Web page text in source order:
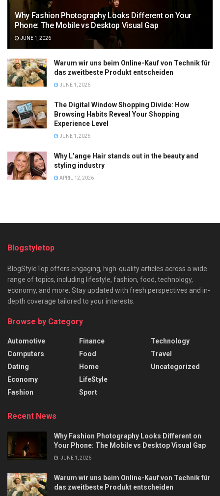
Why Fashion Photography Looks Different on Your
Phone: The Mobile vs Desktop Visual Gap
JUNE 1, 2026
Warum wir uns beim Online-Kauf von Technik für
das zweitbeste Produkt entscheiden
JUNE 1, 2026
The Digital Window Shopping Divide: How
Browsing Habits Reveal Your Shopping
Experience Level
JUNE 1, 2026
Why L’ange Hair stands out in the beauty and
styling industry
APRIL 12, 2026
Blogstyletop
BlogStyleTop offers engaging, high-quality articles across a wide
range of topics, including lifestyle, fashion, food, technology,
economy, and more. Stay updated with fresh perspectives and in-
depth coverage tailored to your interests.
Browse by Category
Automotive
Computers
Dating
Economy
Fashion
Finance
Food
Home
LifeStyle
Sport
Technology
Travel
Uncategorized
Recent News
Why Fashion Photography Looks Different on
Your Phone: The Mobile vs Desktop Visual Gap
JUNE 1, 2026
Warum wir uns beim Online-Kauf von Technik für
das zweitbeste Produkt entscheiden